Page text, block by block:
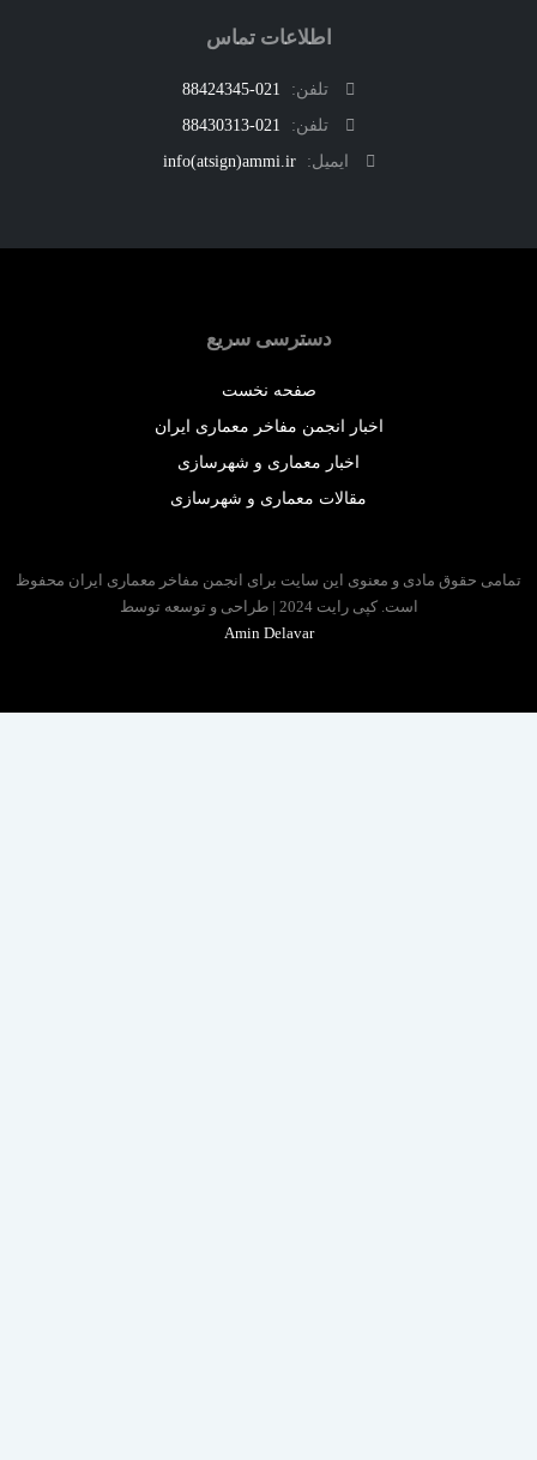
اطلاعات تماس
تلفن:
021-88424345
تلفن:
021-88430313
ایمیل: info(atsign)ammi.ir
دسترسی سریع
صفحه نخست
اخبار انجمن مفاخر معماری ایران
اخبار معماری و شهرسازی
مقالات معماری و شهرسازی
حقوق مادی و معنوی این سایت برای انجمن مفاخر معماری ایران محفوظ
است. کپی رایت 2024 | طراحی و توسعه توسط
Amin Delavar